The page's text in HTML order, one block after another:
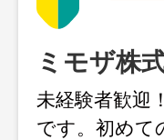
ミモザ株
未経験者歓迎
です。初めて